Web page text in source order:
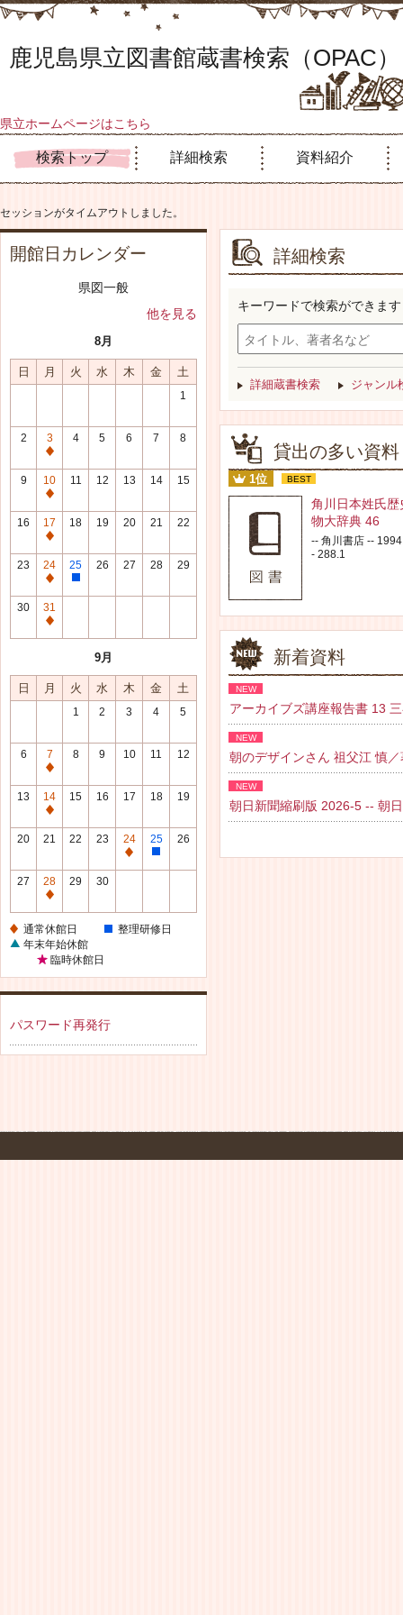
鹿児島県立図書館蔵書検索（OPAC）
県立ホームページはこちら
検索トップ 詳細検索 資料紹介
セッションがタイムアウトしました。
開館日カレンダー
県図一般
他を見る
8月
日 月 火 水 木 金 土
1
2
3
通
常
休
館
日
4 5 6 7 8
9
10
通
常
休
館
日
11 12 13 14 15
16
17
通
常
休
館
日
18 19 20 21 22
23
24
通
常
休
館
25
整
修
26 27 28 29
30
31
通
館
日
9月
日 月 火 水 木 金 土
1 2 3 4 5
6
7
通
常
休
館
8 9 10 11 12
13
14
通
常
館
日
15 16 17 18 19
20 21 22 23
24
通
館
日
25
整
修
日
26
27
28
通
休
館
日
29 30
通常休館日
整理研修日
年末年始休館
臨時休館日
パスワード再発行
詳細検索
キーワードで検索ができます
詳細蔵書検索 ジャンル
貸出の多い資料
1位 BEST
角川日本姓氏歴
物大辞典 46
-- 角川書店 --
- 288.1
新着資料
NEW
アーカイブズ講座報告書 13
NEW
朝のデザインさん 祖父江 慎
NEW
朝日新聞縮刷版 2026-5 -- 朝